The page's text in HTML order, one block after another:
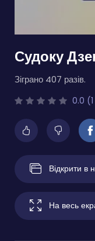
Судоку
Зіграно 407 разів.
0.0 (1
Відкрити в
На весь